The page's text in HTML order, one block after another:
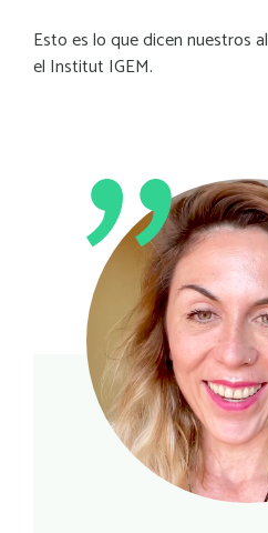
Esto es lo que dicen nuestros
el Institut IGEM.